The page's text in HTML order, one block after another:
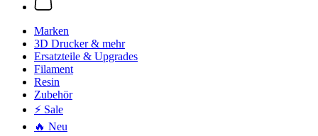
Marken
3D Drucker & mehr
Ersatzteile & Upgrades
Filament
Resin
Zubehör
⚡ Sale
🔥 Neu